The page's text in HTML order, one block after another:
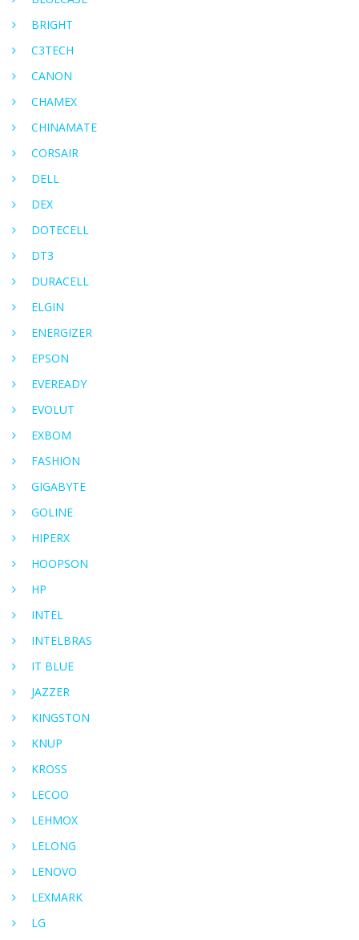
BRIGHT
C3TECH
CANON
CHAMEX
CHINAMATE
CORSAIR
DELL
DEX
DOTECELL
DT3
DURACELL
ELGIN
ENERGIZER
EPSON
EVEREADY
EVOLUT
EXBOM
FASHION
GIGABYTE
GOLINE
HIPERX
HOOPSON
HP
INTEL
INTELBRAS
IT BLUE
JAZZER
KINGSTON
KNUP
KROSS
LECOO
LEHMOX
LELONG
LENOVO
LEXMARK
LG